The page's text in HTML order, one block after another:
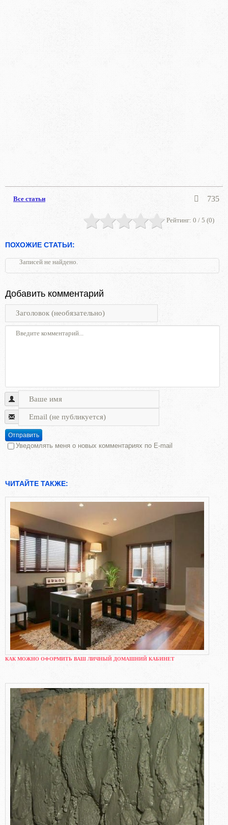
Все статьи 735
Рейтинг: 0 / 5 (0)
ПОХОЖИЕ СТАТЬИ:
Записей не найдено.
Добавить комментарий
Отправить
Уведомлять меня о новых комментариях по E-mail
ЧИТАЙТЕ ТАКЖЕ:
КАК МОЖНО ОФОРМИТЬ ВАШ ЛИЧНЫЙ ДОМАШНИЙ КАБИНЕТ